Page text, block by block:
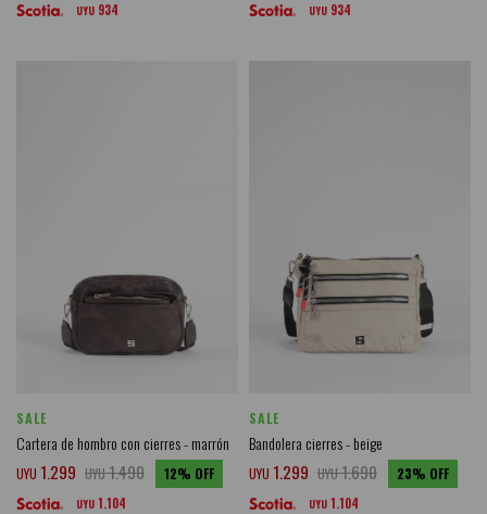
UYU 934 UYU 934
SALE
Cartera de hombro con cierres - marrón
UYU 1.299 UYU1.490 12
UYU 1.104
SALE
Bandolera cierres - beige
UYU 1.299 UYU1.690 23
UYU 1.104